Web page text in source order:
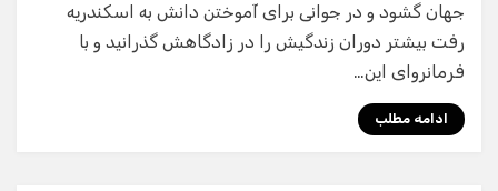
جهان گشود و در جوانی برای آموختن دانش به اسکندریه
رفت بیشتر دوران زندگیش را در زادگاهش گذرانید و با
فرمانروای این…
ادامه مطلب